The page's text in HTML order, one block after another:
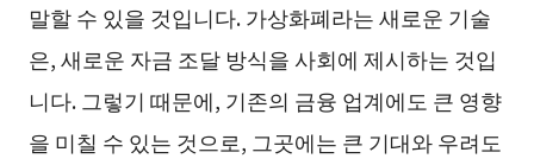
말할 수 있을 것입니다. 가상화폐라는 새로운 기술
은, 새로운 자금 조달 방식을 사회에 제시하는 것입
니다. 그렇기 때문에, 기존의 금융 업계에도 큰 영향
을 미칠 수 있는 것으로, 그곳에는 큰 기대와 우려도